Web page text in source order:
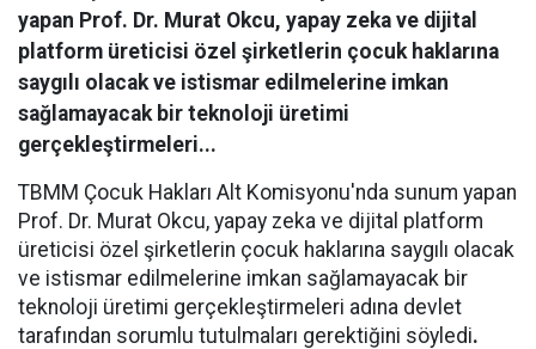
yapan Prof. Dr. Murat Okcu, yapay zeka ve dijital
platform üreticisi özel şirketlerin çocuk haklarına
saygılı olacak ve istismar edilmelerine imkan
sağlamayacak bir teknoloji üretimi
gerçekleştirmeleri...
TBMM Çocuk Hakları Alt Komisyonu'nda sunum yapan
Prof. Dr. Murat Okcu, yapay zeka ve dijital platform
üreticisi özel şirketlerin çocuk haklarına saygılı olacak
ve istismar edilmelerine imkan sağlamayacak bir
teknoloji üretimi gerçekleştirmeleri adına devlet
tarafından sorumlu tutulmaları gerektiğini söyledi.